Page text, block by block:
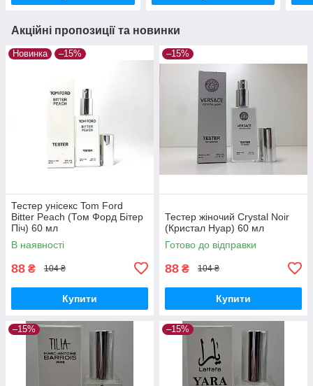
Акційні пропозиції та новинки
Новинка –15%
Тестер унісекс Tom Ford
Bitter Peach (Том Форд Бітер
Піч) 60 мл
В наявності
88 ₴ 104 ₴
Купити
–15%
Тестер жіночий Crystal Noir
(Кристал Нуар) 60 мл
Готово до відправки
88 ₴ 104 ₴
Купити
–15% –15%